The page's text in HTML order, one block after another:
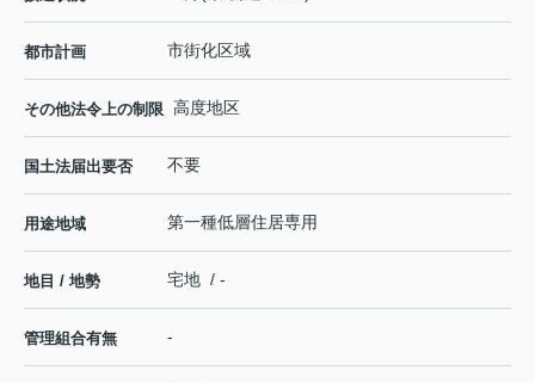
都市計画 市街化区域
その他法令上の制限 高度地区
国土法届出要否 不要
用途地域 第一種低層住居専用
地目 / 地勢 宅地 / -
管理組合有無 -